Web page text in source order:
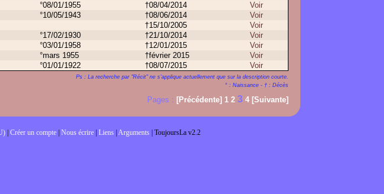
°08/01/1955 †08/04/2014
Voir
°10/05/1943 †08/06/2014
Voir
†15/10/2005
Voir
°17/02/1930 †21/10/2014
Voir
°03/01/1958 †12/01/2015
Voir
°mars 1955 †février 2015
Voir
°01/01/1922 †08/07/2015 Voir
Ps : La recherche par "Récit" ne s'applique actuellement que sur la description courte.
° : Naissance - † : Décès
Pages : [Précédente] 1 2 3 4 [Suivante]
| Créer un compte| Nous écrire| Liens| Arguments| ToujoursLa v2.2